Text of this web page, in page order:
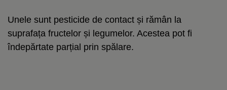
Unele sunt pesticide de contact și rămân la
suprafața fructelor și legumelor. Acestea pot fi
îndepărtate parțial prin spălare.